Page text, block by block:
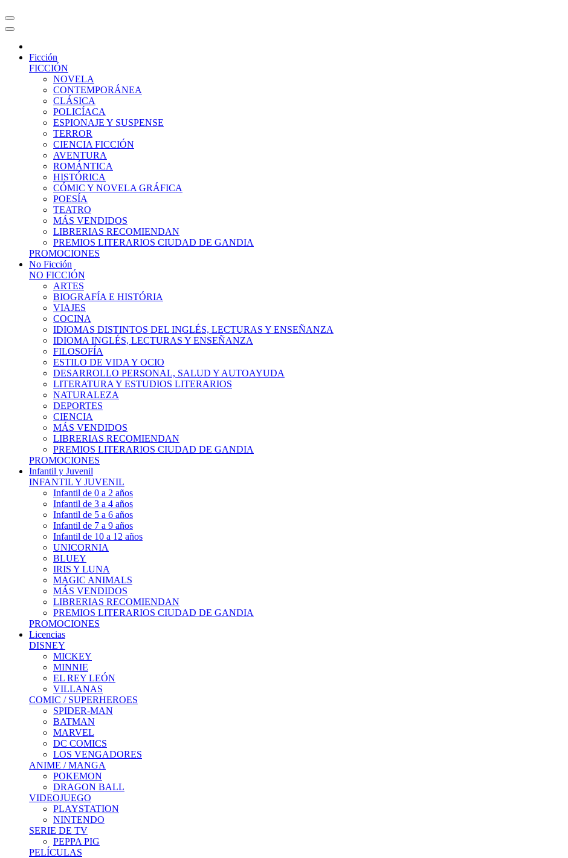
Ficción
FICCIÓN
NOVELA
CONTEMPORÁNEA
CLÁSICA
POLICÍACA
ESPIONAJE Y SUSPENSE
TERROR
CIENCIA FICCIÓN
AVENTURA
ROMÁNTICA
HISTÓRICA
CÓMIC Y NOVELA GRÁFICA
POESÍA
TEATRO
MÁS VENDIDOS
LIBRERIAS RECOMIENDAN
PREMIOS LITERARIOS CIUDAD DE GANDIA
PROMOCIONES
No Ficción
NO FICCIÓN
ARTES
BIOGRAFÍA E HISTÓRIA
VIAJES
COCINA
IDIOMAS DISTINTOS DEL INGLÉS, LECTURAS Y ENSEÑANZA
IDIOMA INGLÉS, LECTURAS Y ENSEÑANZA
FILOSOFÍA
ESTILO DE VIDA Y OCIO
DESARROLLO PERSONAL, SALUD Y AUTOAYUDA
LITERATURA Y ESTUDIOS LITERARIOS
NATURALEZA
DEPORTES
CIENCIA
MÁS VENDIDOS
LIBRERIAS RECOMIENDAN
PREMIOS LITERARIOS CIUDAD DE GANDIA
PROMOCIONES
Infantil y Juvenil
INFANTIL Y JUVENIL
Infantil de 0 a 2 años
Infantil de 3 a 4 años
Infantil de 5 a 6 años
Infantil de 7 a 9 años
Infantil de 10 a 12 años
UNICORNIA
BLUEY
IRIS Y LUNA
MAGIC ANIMALS
MÁS VENDIDOS
LIBRERIAS RECOMIENDAN
PREMIOS LITERARIOS CIUDAD DE GANDIA
PROMOCIONES
Licencias
DISNEY
MICKEY
MINNIE
EL REY LEÓN
VILLANAS
COMIC / SUPERHEROES
SPIDER-MAN
BATMAN
MARVEL
DC COMICS
LOS VENGADORES
ANIME / MANGA
POKEMON
DRAGON BALL
VIDEOJUEGO
PLAYSTATION
NINTENDO
SERIE DE TV
PEPPA PIG
PELÍCULAS